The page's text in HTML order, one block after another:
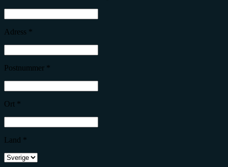
Adress *
Postnummer *
Ort *
Land *